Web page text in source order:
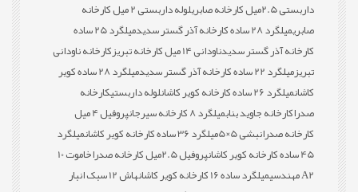
داربستی 2.5میل کارخانه صابری
لوله داربستی 2 میل کارخانه
صابریمیلگرد 28 ساده کارخانه آذر گستر سدید
میلگرد 25 ساده
کارخانه آذر گستر سدیدناودانی 14 میل کارخانه تبریز
کارخانه ناودانی
تبریزمیلگرد 22 ساده کارخانه آذر گستر سدید
میلگرد 28 ساده کویر
کاشانمیلگرد 26 ساده کارخانه کویر کاشان لوله داربستیکارخانه
صدراکارخانه جاوید بنابمیلگرد 8 کارخانه سیرجان
پروفیل 4 میل
کارخانه صدرانبشی 5×5 میلگرد 36 ساده کارخانه کویر کاشان
میلگرد
45 ساده کارخانه کویر کاشان
پروفیل 2.5میل کارخانه صدرا
خاموت 10
A2 مهندسی
میلگرد ساده 16 کارخانه کویر کاشان
هاش 12 سبک انبار